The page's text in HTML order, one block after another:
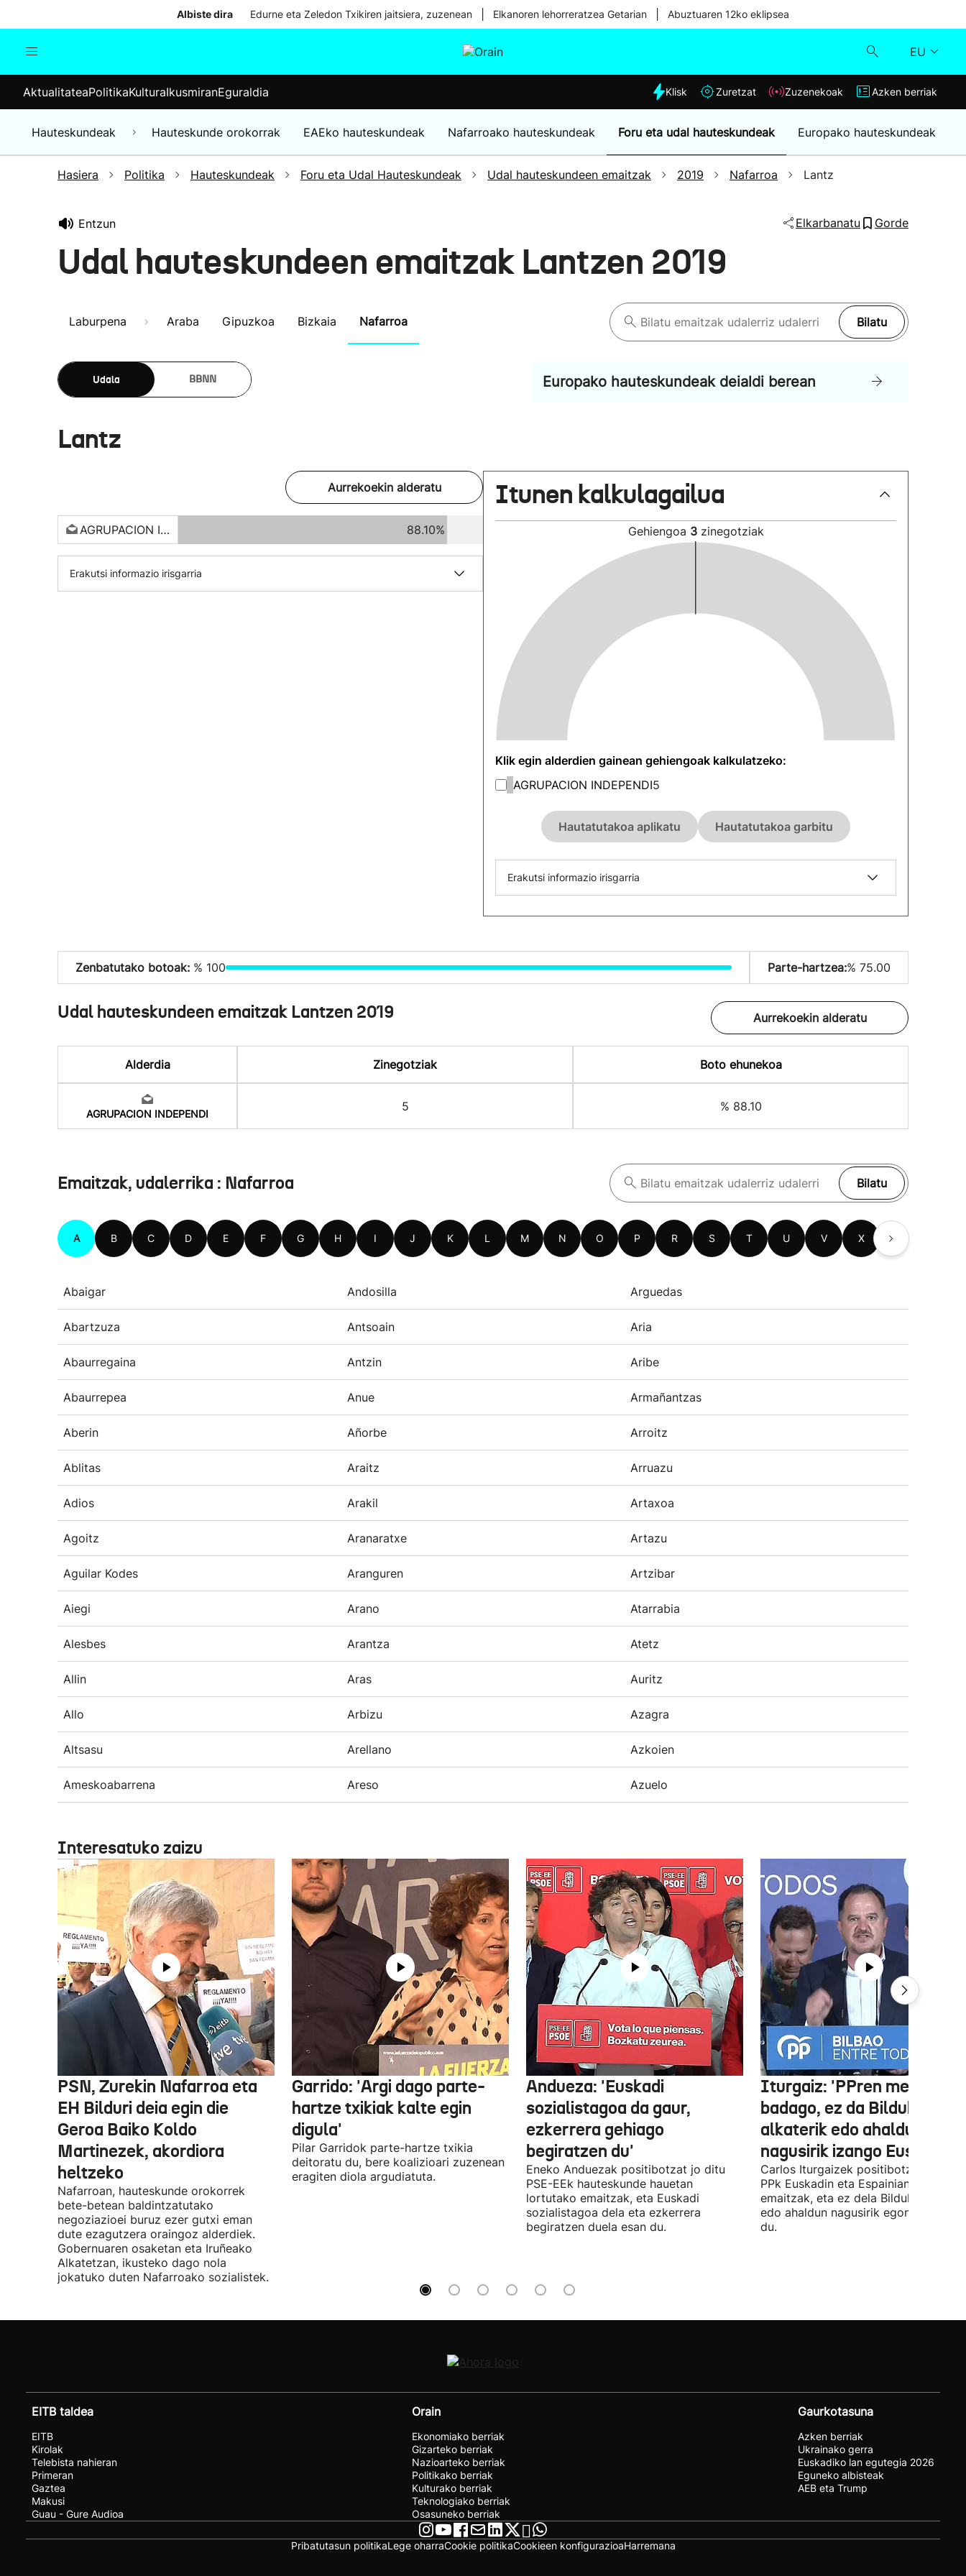
Albiste dira Edurne eta Zeledon Txikiren jaitsiera, zuzenean Elkanoren lehorreratzea Getarian Abuztuaren 12ko eklipsea
EU
Munduko albisteak
Hauteskundeak
Eguraldia
Klisk
Zuzenekoak
Azken berriak
AktualitateaPolitikaKulturaIkusmiranEguraldia Klisk Zuretzat Zuzenekoak Azken berriak
Hauteskundeak Hauteskunde orokorrak EAEko hauteskundeak Nafarroako hauteskundeak Foru eta udal hauteskundeak Europako hauteskundeak
Hasiera Politika Hauteskundeak Foru eta Udal Hauteskundeak Udal hauteskundeen emaitzak 2019 Nafarroa Lantz
Entzun Elkarbanatu Gorde
Udal hauteskundeen emaitzak Lantzen 2019
Laburpena Araba Gipuzkoa Bizkaia Nafarroa Bilatu
Udala BBNN Europako hauteskundeak deialdi berean
Lantz
Aurrekoekin alderatu
AGRUPACION INDEPENDI 88.10%
Erakutsi informazio irisgarria
Itunen kalkulagailua
Gehiengoa 3 zinegotziak
Klik egin alderdien gainean gehiengoak kalkulatzeko:
AGRUPACION INDEPENDI5
Hautatutakoa aplikatu Hautatutakoa garbitu
Erakutsi informazio irisgarria
Zenbatutako botoak: % 100 Parte-hartzea:% 75.00
Udal hauteskundeen emaitzak Lantzen 2019 Aurrekoekin alderatu
Alderdia Zinegotziak Boto ehunekoa
AGRUPACION INDEPENDI
5 % 88.10
Emaitzak, udalerrika : Nafarroa Bilatu
A B C D E F G H I J K L M N O P R S T U V X
Abaigar Andosilla Arguedas
Abartzuza Antsoain Aria
Abaurregaina Antzin Aribe
Abaurrepea Anue Armañantzas
Aberin Añorbe Arroitz
Ablitas Araitz Arruazu
Adios Arakil Artaxoa
Agoitz Aranaratxe Artazu
Aguilar Kodes Aranguren Artzibar
Aiegi Arano Atarrabia
Alesbes Arantza Atetz
Allin Aras Auritz
Allo Arbizu Azagra
Altsasu Arellano Azkoien
Ameskoabarrena Areso Azuelo
Interesatuko zaizu
PSN, Zurekin Nafarroa eta
EH Bilduri deia egin die
Geroa Baiko Koldo
Martinezek, akordiora
heltzeko
Nafarroan, hauteskunde orokorrek
bete-betean baldintzatutako
negoziazioei buruz ezer gutxi eman
dute ezagutzera oraingoz alderdiek.
Gobernuaren osaketan eta Iruñeako
Alkatetzan, ikusteko dago nola
jokatuko duten Nafarroako sozialistek.
Garrido: 'Argi dago parte-
hartze txikiak kalte egin
digula'
Pilar Garridok parte-hartze txikia
deitoratu du, bere koalizioari zuzenean
eragiten diola argudiatuta.
Andueza: 'Euskadi
sozialistagoa da gaur,
ezkerrera gehiago
begiratzen du'
Eneko Anduezak positibotzat jo ditu
PSE-EEk hauteskunde hauetan
lortutako emaitzak, eta Euskadi
sozialistagoa dela eta ezkerrera
begiratzen duela esan du.
Iturgaiz: 'PPren menpe
badago, ez da Bilduko
alkaterik edo ahaldun
nagusirik izango Euskadin'
Carlos Iturgaizek positibotzat jo ditu
PPk Euskadin eta Espainian lortutako
emaitzak, eta ez dela Bilduko
edo ahaldun nagusirik egongo
du.
EITB taldea
EITB
Kirolak
Telebista nahieran
Primeran
Gaztea
Makusi
Guau - Gure Audioa
Orain
Ekonomiako berriak
Gizarteko berriak
Nazioarteko berriak
Politikako berriak
Kulturako berriak
Teknologiako berriak
Osasuneko berriak
Gaurkotasuna
Azken berriak
Ukrainako gerra
Euskadiko lan egutegia 2026
Eguneko albisteak
AEB eta Trump
Pribatutasun politikaLege oharraCookie politikaCookieen konfigurazioaHarremana